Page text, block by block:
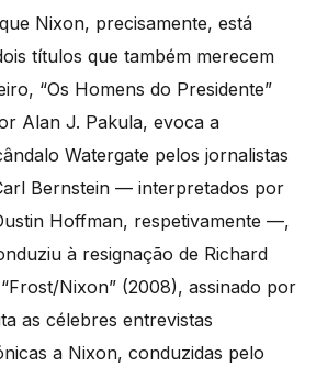
Nixon, precisamente, está
títulos que também merecem
“Os Homens do Presidente”
Alan J. Pakula, evoca a
Watergate pelos jornalistas
Bernstein — interpretados por
Hoffman, respetivamente —,
à resignação de Richard
Nixon” (2008), assinado por
as célebres entrevistas
a Nixon, conduzidas pelo